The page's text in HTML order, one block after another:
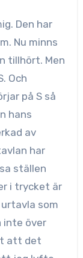
Den har
Nu minns
tillhört. Men
Och
på S så
hans
av
har
ställen
i trycket är
som
inte över
att det